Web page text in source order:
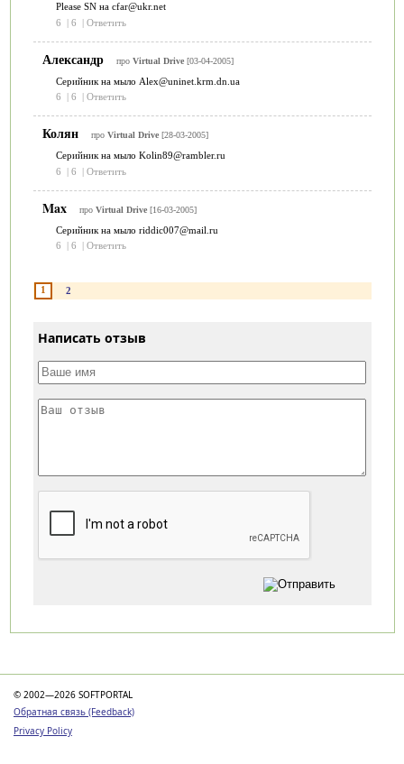
Please SN на cfar@ukr.net
6
| 6 | Ответить
Александр про Virtual Drive [03-04-2005]
Серийник на мыло Alex@uninet.krm.dn.ua
6
| 6 | Ответить
Колян про Virtual Drive [28-03-2005]
Серийник на мыло Kolin89@rambler.ru
6
| 6 | Ответить
Max про Virtual Drive [16-03-2005]
Серийник на мыло riddic007@mail.ru
6
| 6 | Ответить
1 2
Написать отзыв
© 2002—2026 SOFTPORTAL
Обратная связь (Feedback)
Privacy Policy